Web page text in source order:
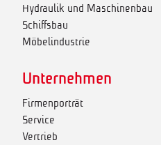
Hydraulik und Maschinenbau
Schiffsbau
Möbelindustrie
Unternehmen
Firmenporträt
Service
Vertrieb